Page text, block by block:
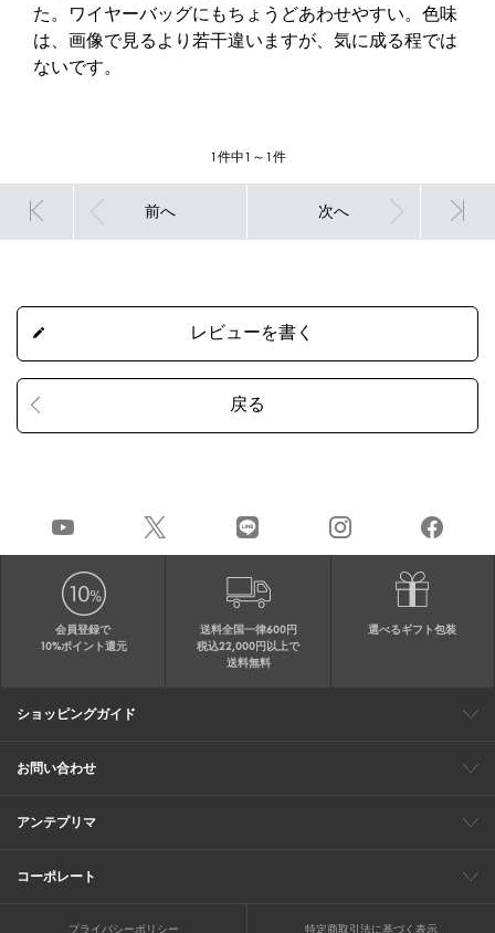
た。ワイヤーバッグにもちょうどあわせやすい。色味
は、画像で見るより若干違いますが、気に成る程では
ないです。
1件中1～1件
前へ 次へ
会員登録で
10%ポイント還元
送料全国一律600円
税込22,000円以上で
送料無料
選べるギフト包装
ショッピングガイド
会員特典
ご購入・配送について
返品について
ギフト包装
FAQ
サイトマップ
お問い合わせ
メールでのお問い合わせ
お修理についてのお問い合わせ
お休みさせていただきます
アンテプリマ
ブランドサイト
ショップリスト
ワイヤーバッグについて
特集
オンラインストアニュース
コーポレート
プライバシーポリシー 特定商取引法に基づく表示